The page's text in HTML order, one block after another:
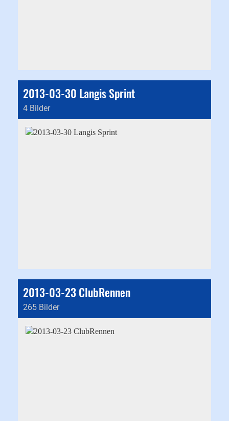
2013-03-30 Langis Sprint
4 Bilder
2013-03-23 ClubRennen
265 Bilder